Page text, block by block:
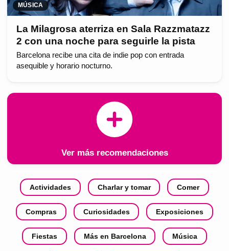
MÚSICA
La Milagrosa aterriza en Sala Razzmatazz
2 con una noche para seguirle la pista
Barcelona recibe una cita de indie pop con entrada
asequible y horario nocturno.
Ver más recomendaciones
Actividades Charlar y tomar Comer
Compras Curiosidades Exposiciones
Fiestas Más en Barcelona Música